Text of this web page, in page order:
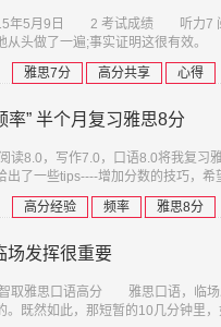
月9日 2 考试成绩 听力7 阅读
从头做了一遍;事实证明这很有效
雅思7分 高分共享 心得
率” 半个月复习雅思8分
读8.0，写作7.0，口语8.0将我复习
出了一些tips----增加分数的技巧，
高分经验 频率 雅思8分
场发挥很重要
雅思口语高分 雅思口语，临场发
。既然如此，那短暂的10几分钟里